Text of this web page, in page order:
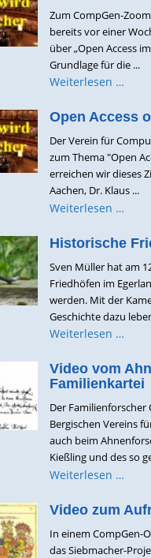
Zum CompGen-
bereits vor einer
über „Open Access
Grundlage für die ...
Weiterlesen …
Open Access
Der Verein für
zum Thema "Open
erreichen wir dieses
Aachen, Dr. Klaus ...
Weiterlesen …
Historische
Sven Müller hat am
Friedhöfen im
werden. Mit der
Geschichte dazu
Weiterlesen …
Video vom
Familienkartei
Der
Bergischen Vereins
auch beim
Kießling und des so
Weiterlesen …
Video zum
In einem CompGen-
das Siebmacher-